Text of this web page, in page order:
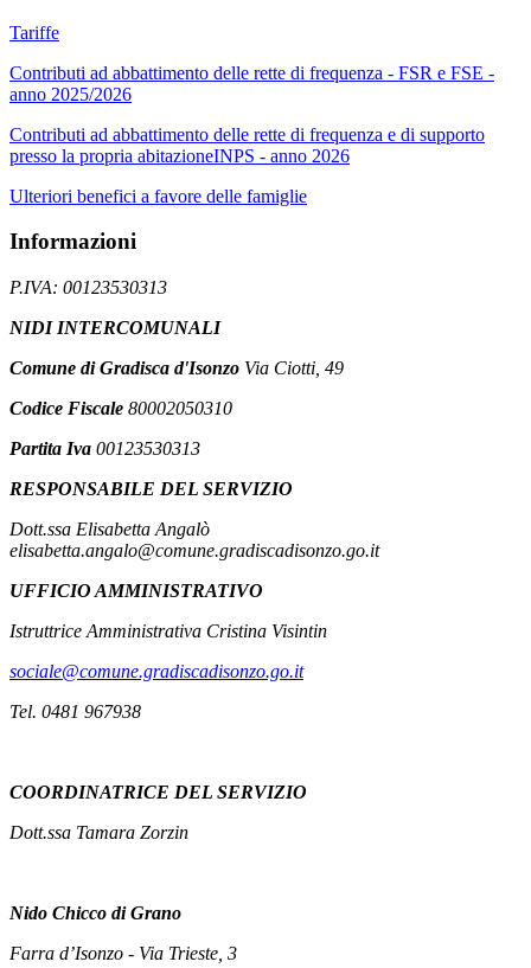
Tariffe
Contributi ad abbattimento delle rette di frequenza - FSR e FSE -
anno 2025/2026
Contributi ad abbattimento delle rette di frequenza e di supporto
presso la propria abitazioneINPS - anno 2026
Ulteriori benefici a favore delle famiglie
Informazioni
P.IVA: 00123530313
NIDI INTERCOMUNALI
Comune di Gradisca d'Isonzo Via Ciotti, 49
Codice Fiscale 80002050310
Partita Iva 00123530313
RESPONSABILE DEL SERVIZIO
Dott.ssa Elisabetta Angalò
elisabetta.angalo@comune.gradiscadisonzo.go.it
UFFICIO AMMINISTRATIVO
Istruttrice Amministrativa Cristina Visintin
sociale@comune.gradiscadisonzo.go.it
Tel. 0481 967938
COORDINATRICE DEL SERVIZIO
Dott.ssa Tamara Zorzin
Nido Chicco di Grano
Farra d’Isonzo - Via Trieste, 3